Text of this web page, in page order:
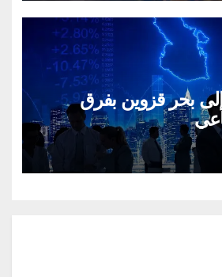
بحر قزوين بفرق